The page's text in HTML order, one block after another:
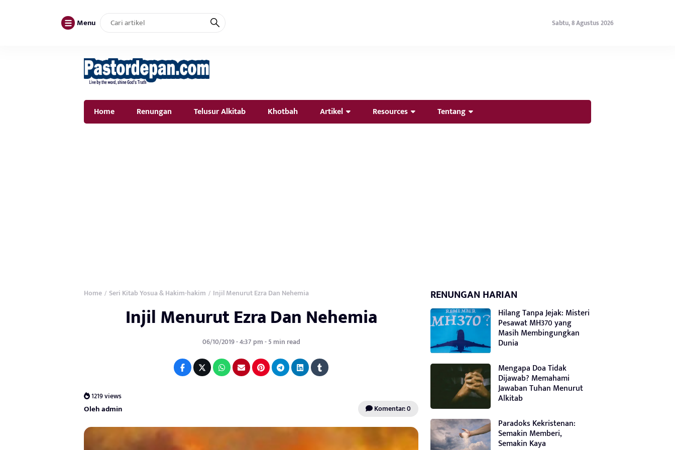
Menu Sabtu, 8 Agustus 2026
Home Renungan Telusur Alkitab Khotbah Artikel Resources Tentang
Home / Seri Kitab Yosua & Hakim-hakim / Injil Menurut Ezra Dan Nehemia
Injil Menurut Ezra Dan Nehemia
06/10/2019 - 4:37 pm - 5 min read
1219 views
Oleh admin Komentar: 0
RENUNGAN HARIAN
Hilang Tanpa Jejak: Misteri
Pesawat MH370 yang
Masih Membingungkan
Dunia
Mengapa Doa Tidak
Dijawab? Memahami
Jawaban Tuhan Menurut
Alkitab
Paradoks Kekristenan:
Semakin Memberi,
Semakin Kaya